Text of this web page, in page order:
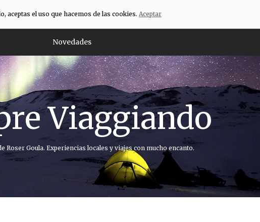
Novedades
Viaggiando
Roser Goula. Experiencias locales y viajes con mucho encanto.
el uso que hacemos de las cookies. Aceptar